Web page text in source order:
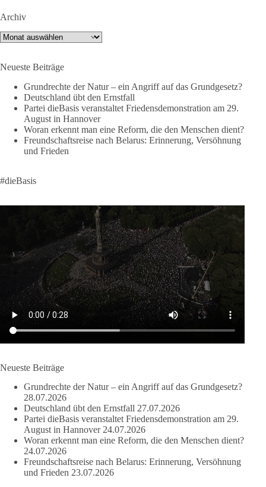
dieBasis meint:
Wer Menschen für politische Interessen instrumentalisiert,
Europa braucht eine Migrationspolitik, die auf drei
Grundpfeilern beruht:
✅ Achtung der Menschenwürde
✅ Wahrung rechtsstaatlicher Verfahren
✅ Verantwortung statt Symbolpolitik
werden. Das gelingt nur durch eine Politik, die Fluchtursachen
Migration nicht zum Gegenstand geopolitischer Machtspiele
Der Mensch darf niemals zum Spielball politischer Interessen
werden.
#dieBasis #Migration #Europa #Menschenwürde #Rechtsstaat
#Frieden #Subsidiarität
DieBasis
❌ Kleine Parteien ausgesperrt: Schützt die Hürde nur die Großen?
🗳 Bei der Bundestagswahl 2025 blieben rund 6,8 Millionen
gültige Zweitstimmen bei der Sitzverteilung außen vor – fast jede
siebte.
Archiv
Archiv
Neueste Beiträge
Grundrechte der Natur – ein Angriff auf das Grundgesetz?
Deutschland übt den Ernstfall
Partei dieBasis veranstaltet Friedensdemonstration am 29.
August in Hannover
Woran erkennt man eine Reform, die den Menschen dient?
Freundschaftsreise nach Belarus: Erinnerung, Versöhnung
und Frieden
#dieBasis
Neueste Beiträge
Grundrechte der Natur – ein Angriff auf das Grundgesetz?
28.07.2026
Deutschland übt den Ernstfall 27.07.2026
Partei dieBasis veranstaltet Friedensdemonstration am 29.
August in Hannover 24.07.2026
Woran erkennt man eine Reform, die den Menschen dient?
24.07.2026
Freundschaftsreise nach Belarus: Erinnerung, Versöhnung
und Frieden 23.07.2026